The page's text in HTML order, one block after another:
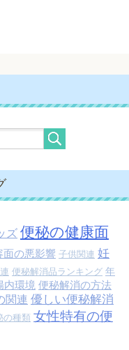
ズ 便秘の健康面
面の悪影響 子供関連 妊
便秘解消品ランキング 年
内環境 便秘解消の方法
関連 優しい便秘解消
の種類 女性特有の便